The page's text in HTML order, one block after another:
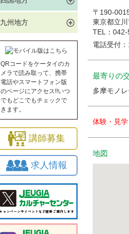
九州地方
QRコードをケータイのカ
メラで読み取って、携帯
電話やスマートフォン版
のページにアクセス!!いつ
でもどこでもチェックで
きます。
講師募集
求人情報
〒190-
東京都立
TEL：
電話受付
最寄りの
多摩モノ
体験・見
地図